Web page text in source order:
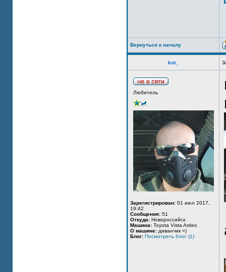
Вернуться к началу
kot_
Любитель
Зарегистрирован: 01 июл 2017,
19:42
Сообщения: 51
Откуда: Новороссийск
Машина: Toyota Vista Ardeo
О машине: диванчик =)
Блог: Посмотреть блог (1)